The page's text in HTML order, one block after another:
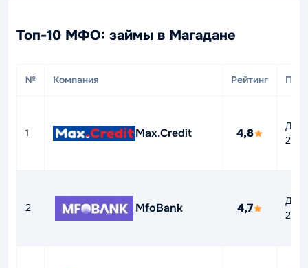
Топ-10 МФО: займы в Магадане
№ Компания Рейтинг ПСК
1 Max.Credit 4,8
До
2 MfoBank 4,7
До